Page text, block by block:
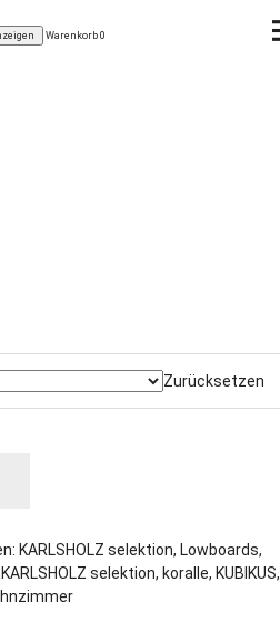
Warenkorb 0
Zurücksetzen
KARLSHOLZ selektion, Lowboards,
KARLSHOLZ selektion, koralle, KUBIKUS,